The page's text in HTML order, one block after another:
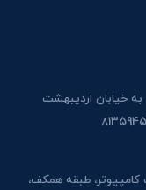
به خیابان اردیبهشت
کامپیوتر، طبقه همکف،